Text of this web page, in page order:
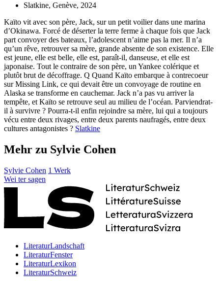
Slatkine, Genève, 2024
Kaïto vit avec son père, Jack, sur un petit voilier dans une marina
d’Okinawa. Forcé de déserter la terre ferme à chaque fois que Jack
part convoyer des bateaux, l’adolescent n’aime pas la mer. Il n’a
qu’un rêve, retrouver sa mère, grande absente de son existence. Elle
est jeune, elle est belle, elle est, paraît-il, danseuse, et elle est
japonaise. Tout le contraire de son père, un Yankee colérique et
plutôt brut de décoffrage. Q Quand Kaïto embarque à contrecoeur
sur Missing Link, ce qui devait être un convoyage de routine en
Alaska se transforme en cauchemar. Jack n’a pas vu arriver la
tempête, et Kaïto se retrouve seul au milieu de l’océan. Parviendrat-
il à survivre ? Pourra-t-il enfin rejoindre sa mère, lui qui a toujours
vécu entre deux rivages, entre deux parents naufragés, entre deux
cultures antagonistes ? Slatkine
Mehr zu Sylvie Cohen
Sylvie Cohen 1 Werk
Wei ter sagen
LiteraturLandschaft
LiteraturFenster
LiteraturLexikon
LiteraturSchweiz